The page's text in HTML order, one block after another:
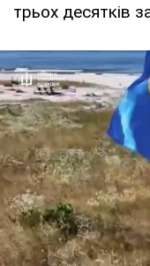
трьох десятків